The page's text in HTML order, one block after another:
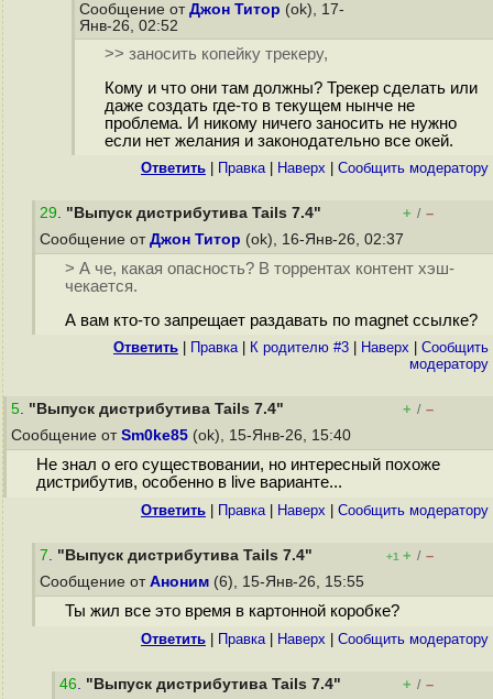
Сообщение от Джон Титор (ok), 17-
Янв-26, 02:52
>> заносить копейку трекеру,
Кому и что они там должны? Трекер сделать или
даже создать где-то в текущем нынче не
проблема. И никому ничего заносить не нужно
если нет желания и законодательно все окей.
Ответить Правка| Наверх Cообщить модератору
29. "Выпуск дистрибутива Tails 7.4" + / –
Сообщение от Джон Титор (ok), 16-Янв-26, 02:37
> А че, какая опасность? В торрентах контент хэш-
чекается.
А вам кто-то запрещает раздавать по magnet ссылке?
Ответить Правка| К родителю #3 Наверх
Cообщить
модератору
5. "Выпуск дистрибутива Tails 7.4" + / –
Сообщение от Sm0ke85 (ok), 15-Янв-26, 15:40
Не знал о его существовании, но интересный похоже
дистрибутив, особенно в live варианте...
Ответить Правка| Наверх Cообщить модератору
7. "Выпуск дистрибутива Tails 7.4" +1 + / –
Сообщение от Аноним (6), 15-Янв-26, 15:55
Ты жил все это время в картонной коробке?
Ответить Правка| Наверх Cообщить модератору
46. "Выпуск дистрибутива Tails 7.4" + / –